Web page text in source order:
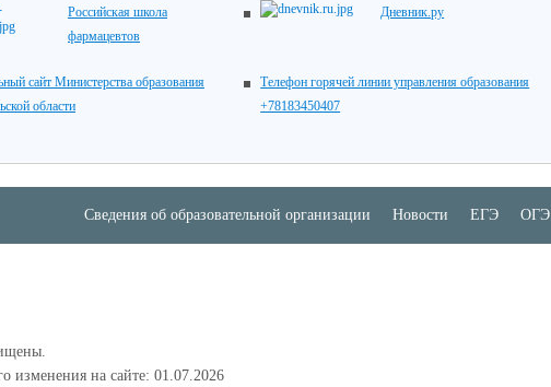
Российская школа
фармацевтов
Дневник.ру
сайт Министерства образования
области
Телефон горячей линии управления образования
+78183450407
Сведения об образовательной организации Новости ЕГЭ ОГЭ
изменения на сайте: 01.07.2026